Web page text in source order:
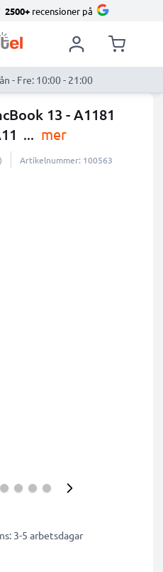
2500+ recensioner på
- Fre: 10:00 - 21:00
13 - A1181
... mer
Artikelnummer: 100563
3-5 arbetsdagar